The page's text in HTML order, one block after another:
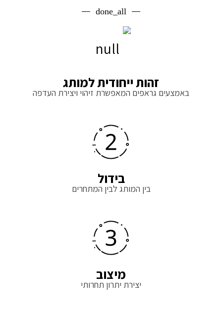
done_all
זהות ייחודית למותג
באמצעים גראפים המאפשרת זיהוי ויצירת העדפה
בידול
בין המותג לבין המתחרים
מיצוב
יצירת יתרון תחרותי